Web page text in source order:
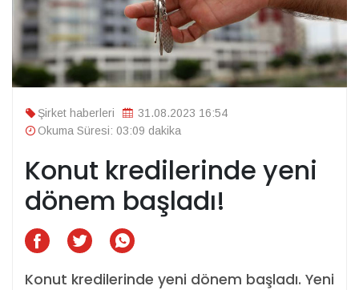
Şirket haberleri
31.08.2023 16:54
Okuma Süresi: 03:09 dakika
Konut kredilerinde yeni
dönem başladı!
Konut kredilerinde yeni dönem başladı. Yeni